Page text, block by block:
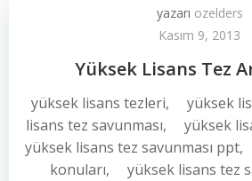
yazarı ozelders
Kasım 9, 2013
Yüksek Lisans Tez
yüksek lisans tezleri, yüksek
lisans tez savunması, yüksek
yüksek lisans tez savunması
konuları, yüksek lisans tez